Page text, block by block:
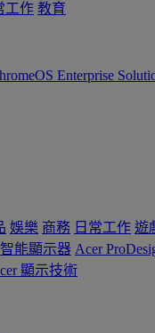
工作 教育
Enterprise
娛樂 商務 日常工作 遊
智能顯示器 Acer
顯示技術